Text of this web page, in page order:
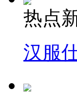
热点
汉服